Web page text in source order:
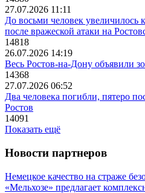
27.07.2026 11:11
До восьми человек увеличилось
после вражеской атаки на
14818
26.07.2026 14:19
Весь Ростов-на-Дону объявили
14368
27.07.2026 06:52
Два человека погибли, пятеро
Ростов
14091
Показать ещё
Новости партнеров
Немецкое качество на страже
«Мельхозе» предлагает